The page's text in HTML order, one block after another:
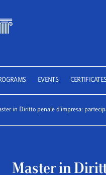
LUISS
EVENTS
in Diritto penale d'impresa:
Master in